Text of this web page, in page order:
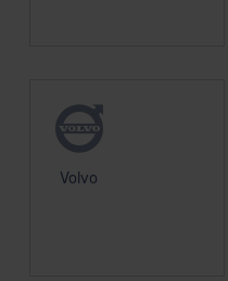
Volvo